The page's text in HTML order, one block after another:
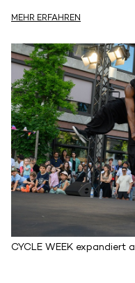
MEHR ERFAHREN
CYCLE WEEK expandiert